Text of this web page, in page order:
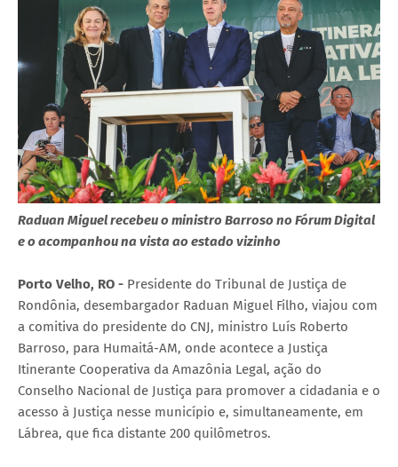
Raduan Miguel recebeu o ministro Barroso no Fórum Digital
e o acompanhou na vista ao estado vizinho
Porto Velho, RO - Presidente do Tribunal de Justiça de
Rondônia, desembargador Raduan Miguel Filho, viajou com
a comitiva do presidente do CNJ, ministro Luís Roberto
Barroso, para Humaitá-AM, onde acontece a Justiça
Itinerante Cooperativa da Amazônia Legal, ação do
Conselho Nacional de Justiça para promover a cidadania e o
acesso à Justiça nesse município e, simultaneamente, em
Lábrea, que fica distante 200 quilômetros.